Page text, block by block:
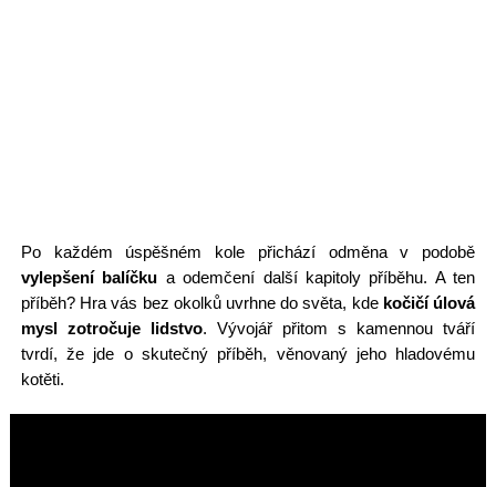
Po každém úspěšném kole přichází odměna v podobě
vylepšení balíčku a odemčení další kapitoly příběhu. A ten
příběh? Hra vás bez okolků uvrhne do světa, kde kočičí úlová
mysl zotročuje lidstvo. Vývojář přitom s kamennou tváří
tvrdí, že jde o skutečný příběh, věnovaný jeho hladovému
kotěti.